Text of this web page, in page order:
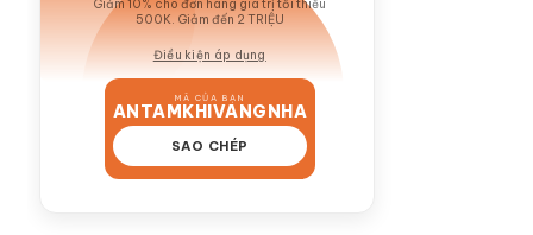
Giảm 10% cho đơn hàng giá trị tối thiểu
500K. Giảm đến 2 TRIỆU
Điều kiện áp dụng
MÃ CỦA BẠN
ANTAMKHIVANGNHA
SAO CHÉP